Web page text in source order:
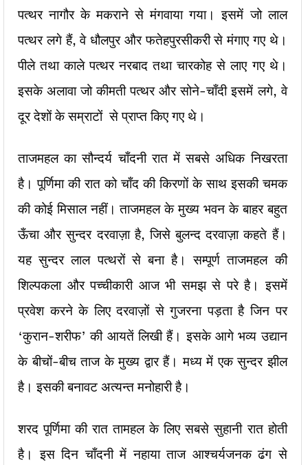
पत्थर नागौर के मकराने से मंगवाया गया। इसमें जो लाल
पत्थर लगे हैं, वे धौलपुर और फतेहपुरसीकरी से मंगाए गए थे।
पीले तथा काले पत्थर नरबाद तथा चारकोह से लाए गए थे।
इसके अलावा जो कीमती पत्थर और सोने-चाँदी इसमें लगे, वे
दूर देशों के सम्राटों से प्राप्त किए गए थे।
ताजमहल का सौन्दर्य चाँदनी रात में सबसे अधिक निखरता
है। पूर्णिमा की रात को चाँद की किरणों के साथ इसकी चमक
की कोई मिसाल नहीं। ताजमहल के मुख्य भवन के बाहर बहुत
ऊँचा और सुन्दर दरवाज़ा है, जिसे बुलन्द दरवाज़ा कहते हैं।
यह सुन्दर लाल पत्थरों से बना है। सम्पूर्ण ताजमहल की
शिल्पकला और पच्चीकारी आज भी समझ से परे है। इसमें
प्रवेश करने के लिए दरवाज़ों से गुजरना पड़ता है जिन पर
‘कुरान-शरीफ’ की आयतें लिखी हैं। इसके आगे भव्य उद्यान
के बीचों-बीच ताज के मुख्य द्वार हैं। मध्य में एक सुन्दर झील
है। इसकी बनावट अत्यन्त मनोहारी है।
शरद पूर्णिमा की रात तामहल के लिए सबसे सुहानी रात होती
है। इस दिन चाँदनी में नहाया ताज आश्चर्यजनक ढंग से